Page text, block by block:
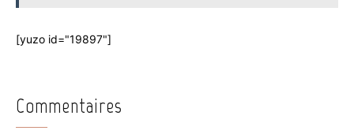
[yuzo id="19897"]
Commentaires